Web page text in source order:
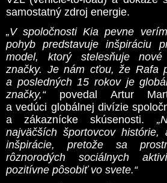
samostatný zdroj energie.
„V spoločnosti Kia pevne
pohyb predstavuje inšpiráciu
model, ktorý stelesňuje
značky. Je nám cťou, že Rafa
a posledných 15 rokov je
značky,“povedal Artur
a vedúci globálnej divízie
a zákaznícke skúsenosti.
najväčších športovcov
inšpirácie, pretože sa
rôznorodých sociálnych
pozitívne pôsobiť vo svete.“